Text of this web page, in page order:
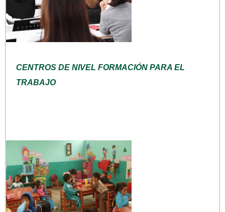
CENTROS DE NIVEL FORMACIÓN PARA EL
TRABAJO